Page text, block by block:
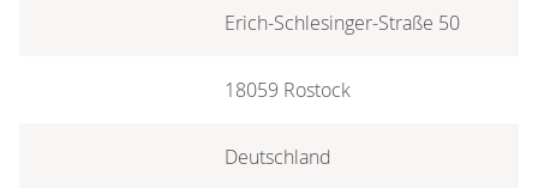
Erich-Schlesinger-Straße 50
18059 Rostock
Deutschland